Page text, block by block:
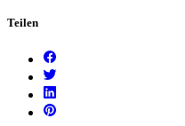
Teilen